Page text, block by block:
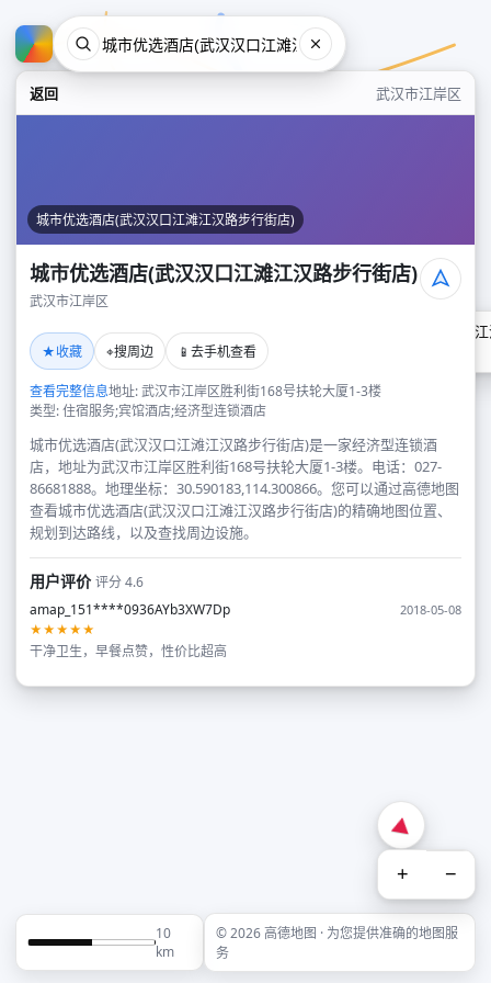
返回 武汉市江岸区
城市优选酒店(武汉汉口江滩江汉路步行街店)
城市优选酒店(武汉汉口江滩江汉路步行街店)
武汉市江岸区
★收藏 ⌖搜周边 📱 去手机查看
查看完整信息地址: 武汉市江岸区胜利街168号扶轮大厦1-3楼
类型: 住宿服务;宾馆酒店;经济型连锁酒店
城市优选酒店(武汉汉口江滩江汉路步行街店)是一家经济型连锁酒
店，地址为武汉市江岸区胜利街168号扶轮大厦1-3楼。电话：027-
86681888。地理坐标：30.590183,114.300866。您可以通过高德地图
查看城市优选酒店(武汉汉口江滩江汉路步行街店)的精确地图位置、
规划到达路线，以及查找周边设施。
用户评价评分 4.6
amap_151****0936AYb3XW7Dp
2018-05-08
★★★★★
干净卫生，早餐点赞，性价比超高
城市优选酒店(武汉汉口江滩
+ −
10
km
© 2026 高德地图 · 为您提供准确的地图服
务